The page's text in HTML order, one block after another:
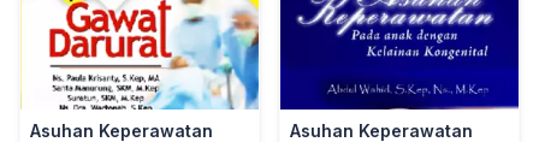
Asuhan Keperawatan
Asuhan Keperawatan